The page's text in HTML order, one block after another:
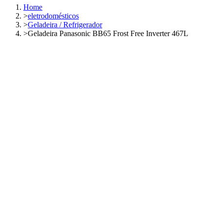
Home
>eletrodomésticos
>Geladeira / Refrigerador
>Geladeira Panasonic BB65 Frost Free Inverter 467L